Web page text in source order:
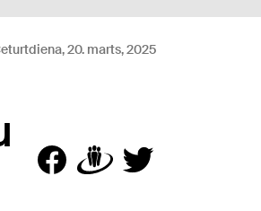
20. marts, 2025